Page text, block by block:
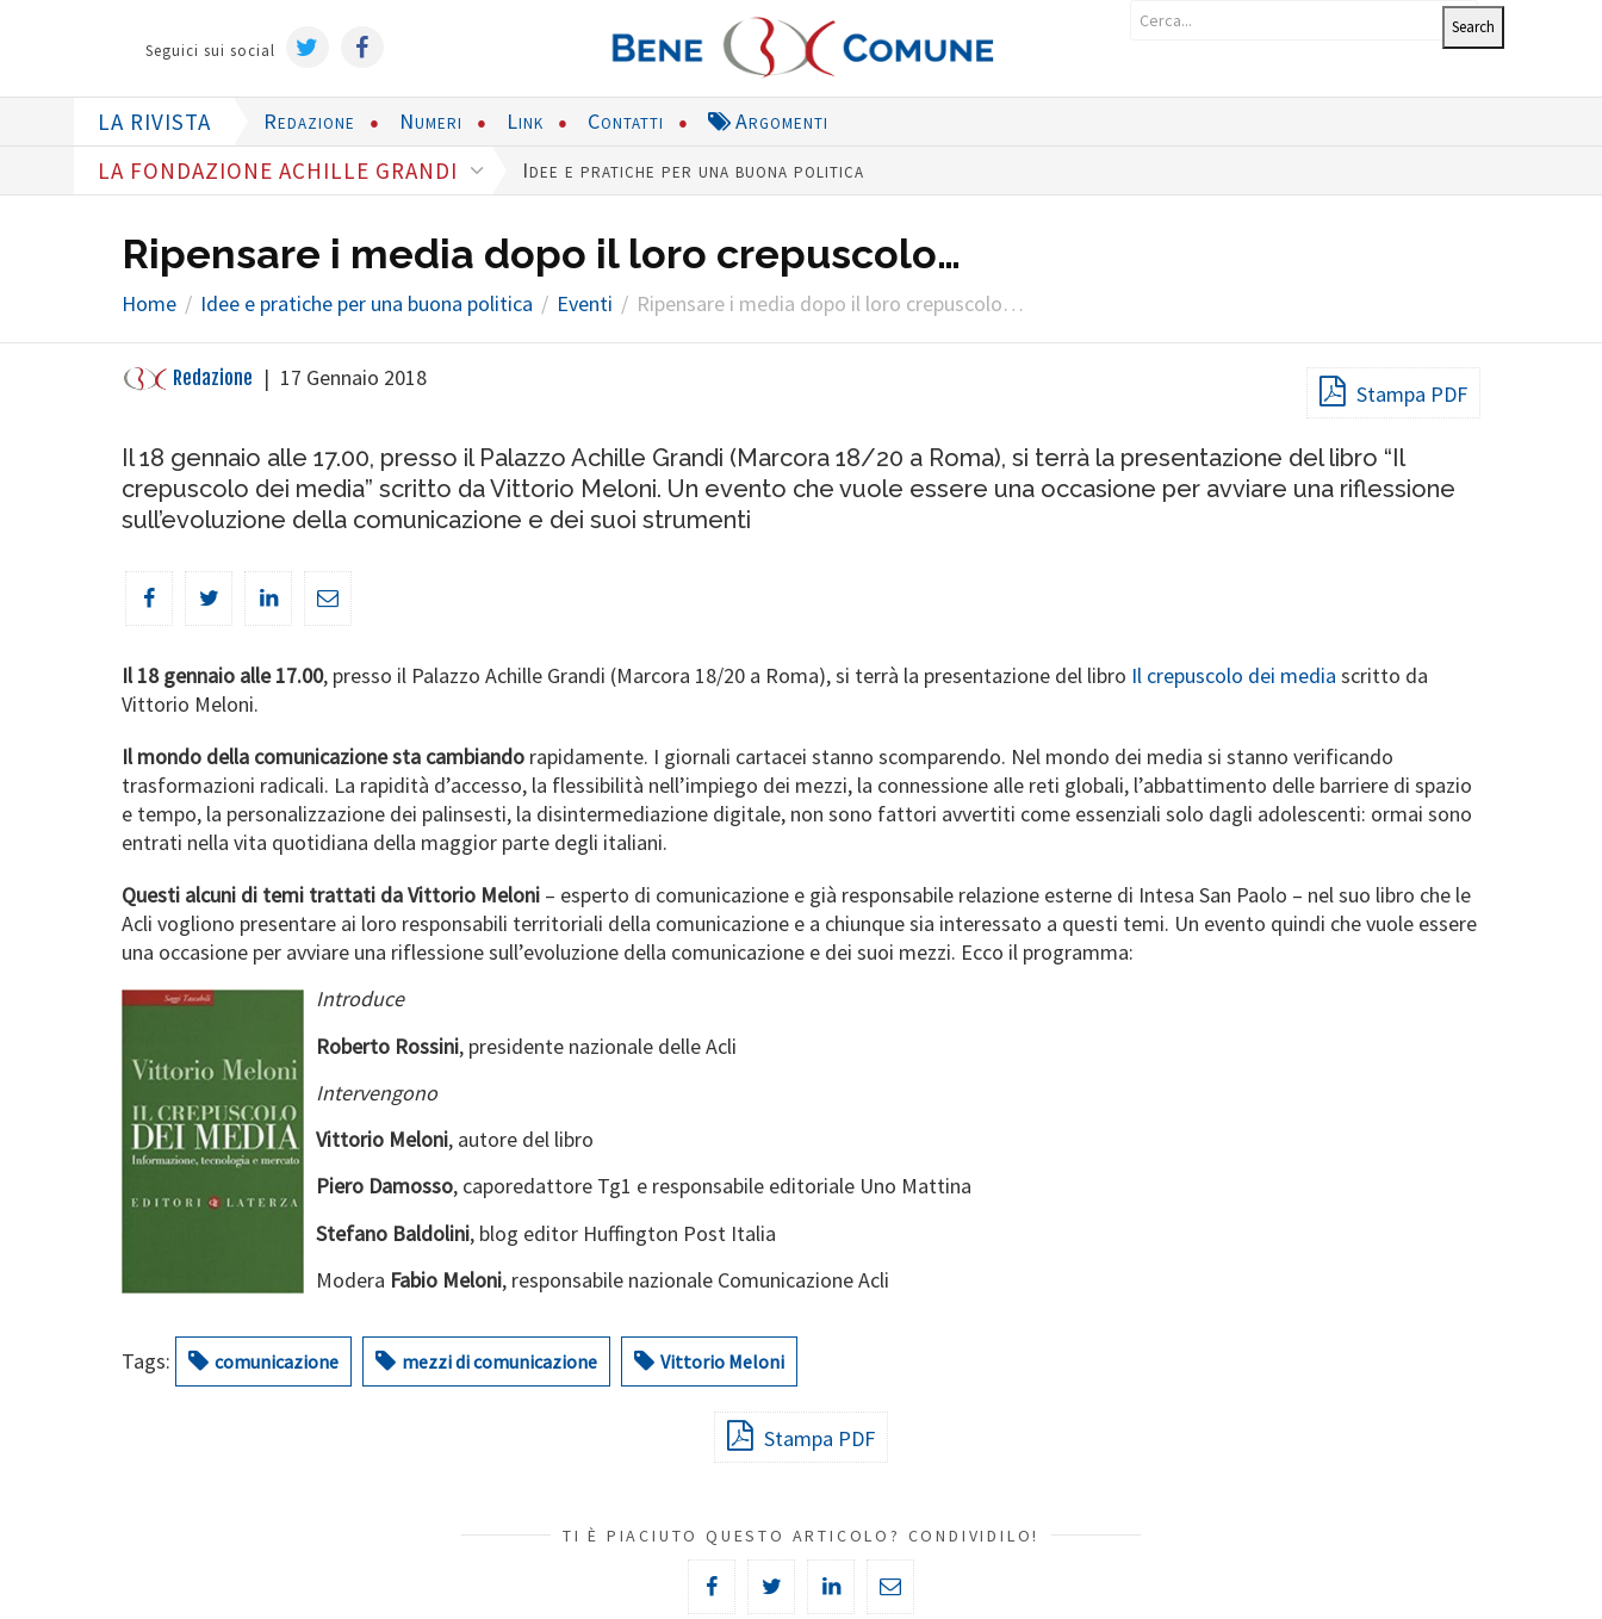
Seguici sui social
LA RIVISTA Redazione Numeri Link Contatti Argomenti
LA FONDAZIONE ACHILLE GRANDI Idee e pratiche per una buona politica
Ripensare i media dopo il loro crepuscolo…
Home Idee e pratiche per una buona politica Eventi Ripensare i media dopo il loro crepuscolo…
Redazione | 17 Gennaio 2018
Stampa PDF
Il 18 gennaio alle 17.00, presso il Palazzo Achille Grandi (Marcora 18/20 a Roma), si terrà la presentazione del libro “Il
crepuscolo dei media” scritto da Vittorio Meloni. Un evento che vuole essere una occasione per avviare una riflessione
sull’evoluzione della comunicazione e dei suoi strumenti
Il 18 gennaio alle 17.00, presso il Palazzo Achille Grandi (Marcora 18/20 a Roma), si terrà la presentazione del libro Il crepuscolo dei media scritto da
Vittorio Meloni.
Il mondo della comunicazione sta cambiando rapidamente. I giornali cartacei stanno scomparendo. Nel mondo dei media si stanno verificando
trasformazioni radicali. La rapidità d’accesso, la flessibilità nell’impiego dei mezzi, la connessione alle reti globali, l’abbattimento delle barriere di spazio
e tempo, la personalizzazione dei palinsesti, la disintermediazione digitale, non sono fattori avvertiti come essenziali solo dagli adolescenti: ormai sono
entrati nella vita quotidiana della maggior parte degli italiani.
Questi alcuni di temi trattati da Vittorio Meloni – esperto di comunicazione e già responsabile relazione esterne di Intesa San Paolo – nel suo libro che le
Acli vogliono presentare ai loro responsabili territoriali della comunicazione e a chiunque sia interessato a questi temi. Un evento quindi che vuole essere
una occasione per avviare una riflessione sull’evoluzione della comunicazione e dei suoi mezzi. Ecco il programma:
Introduce
Roberto Rossini, presidente nazionale delle Acli
Intervengono
Vittorio Meloni, autore del libro
Piero Damosso, caporedattore Tg1 e responsabile editoriale Uno Mattina
Stefano Baldolini, blog editor Huffington Post Italia
Modera Fabio Meloni, responsabile nazionale Comunicazione Acli
Tags: comunicazione mezzi di comunicazione Vittorio Meloni
Stampa PDF
TI È PIACIUTO QUESTO ARTICOLO? CONDIVIDILO!